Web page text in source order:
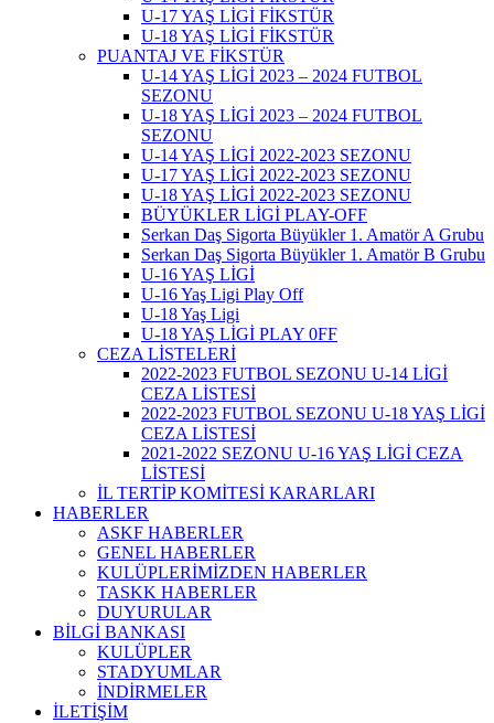
U-17 YAŞ LİGİ FİKSTÜR
U-18 YAŞ LİGİ FİKSTÜR
PUANTAJ VE FİKSTÜR
U-14 YAŞ LİGİ 2023 – 2024 FUTBOL
SEZONU
U-18 YAŞ LİGİ 2023 – 2024 FUTBOL
SEZONU
U-14 YAŞ LİGİ 2022-2023 SEZONU
U-17 YAŞ LİGİ 2022-2023 SEZONU
U-18 YAŞ LİGİ 2022-2023 SEZONU
BÜYÜKLER LİGİ PLAY-OFF
Serkan Daş Sigorta Büyükler 1. Amatör A Grubu
Serkan Daş Sigorta Büyükler 1. Amatör B Grubu
U-16 YAŞ LİGİ
U-16 Yaş Ligi Play Off
U-18 Yaş Ligi
U-18 YAŞ LİGİ PLAY 0FF
CEZA LİSTELERİ
2022-2023 FUTBOL SEZONU U-14 LİGİ
CEZA LİSTESİ
2022-2023 FUTBOL SEZONU U-18 YAŞ LİGİ
CEZA LİSTESİ
2021-2022 SEZONU U-16 YAŞ LİGİ CEZA
LİSTESİ
İL TERTİP KOMİTESİ KARARLARI
HABERLER
ASKF HABERLER
GENEL HABERLER
KULÜPLERİMİZDEN HABERLER
TASKK HABERLER
DUYURULAR
BİLGİ BANKASI
KULÜPLER
STADYUMLAR
İNDİRMELER
İLETİŞİM